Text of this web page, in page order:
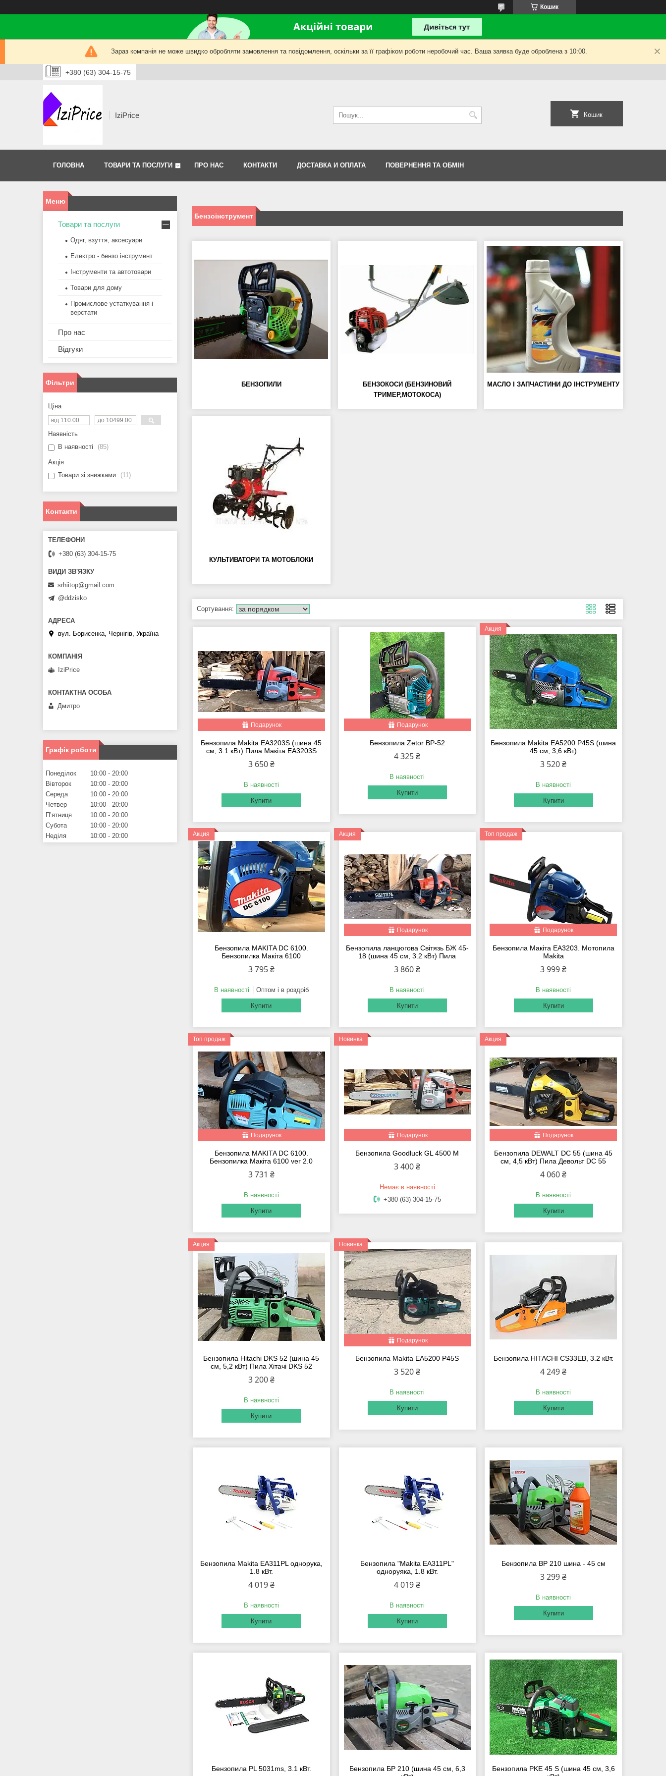
Кошик
Зараз компанія не може швидко обробляти замовлення та повідомлення, оскільки за її графіком роботи неробочий час. Ваша заявка буде оброблена з 10:00.
+380 (63) 304-15-75
IziPrice Кошик
ГОЛОВНА ТОВАРИ ТА ПОСЛУГИ ПРО НАС КОНТАКТИ ДОСТАВКА И ОПЛАТА ПОВЕРНЕННЯ ТА ОБМІН
Бензоінструмент
БЕНЗОПИЛИ
БЕНЗОКОСИ (БЕНЗИНОВИЙ
ТРИМЕР,МОТОКОСА)
МАСЛО І ЗАПЧАСТИНИ ДО ІНСТРУМЕНТУ
КУЛЬТИВАТОРИ ТА МОТОБЛОКИ
Подарунок
Бензопила Makita EA3203S (шина 45
см, 3.1 кВт) Пила Макіта EA3203S
3 650 ₴
В наявності
Купити
Подарунок
Бензопила Zetor BP-52
4 325 ₴
В наявності
Купити
Акция
Бензопила Makita EA5200 P45S (шина
45 см, 3,6 кВт)
3 520 ₴
В наявності
Купити
Акция
Бензопила MAKITA DC 6100.
Бензопилка Макіта 6100
3 795 ₴
В наявності Оптом і в роздріб
Купити
Акция
Подарунок
Бензопила ланцюгова Світязь БЖ 45-
18 (шина 45 см, 3.2 кВт) Пила
3 860 ₴
В наявності
Купити
Топ продаж
Подарунок
Бензопила Макіта ЕА3203. Мотопила
Makita
3 999 ₴
В наявності
Купити
Топ продаж
Подарунок
Бензопила MAKITA DC 6100.
Бензопилка Макіта 6100 ver 2.0
3 731 ₴
В наявності
Купити
Новинка
Подарунок
Бензопила Goodluck GL 4500 M
3 400 ₴
Немає в наявності
+380 (63) 304-15-75
Акция
Подарунок
Бензопила DEWALT DC 55 (шина 45
см, 4,5 кВт) Пила Девольт DC 55
4 060 ₴
В наявності
Купити
Акция
Бензопила Hitachi DKS 52 (шина 45
см, 5,2 кВт) Пила Хітачі DKS 52
3 200 ₴
В наявності
Купити
Новинка
Подарунок
Бензопила Makita EA5200 P45S
3 520 ₴
В наявності
Купити
Бензопила HITACHI CS33EB, 3.2 кВт.
4 249 ₴
В наявності
Купити
Бензопила Makita EA311PL однорука,
1.8 кВт.
4 019 ₴
В наявності
Купити
Бензопила "Makita EA311PL"
одноруяка, 1.8 кВт.
4 019 ₴
В наявності
Купити
Бензопила BP 210 шина - 45 см
3 299 ₴
В наявності
Купити
Бензопила PL 5031ms, 3.1 кВт.
Бензопила БР 210 (шина 45 см, 6,3
Бензопила PKE 45 S (шина 45 см, 3,6
Товари та послуги
Одяг, взуття, аксесуари
Електро - бензо інструмент
Інструменти та автотовари
Товари для дому
Промислове устаткування і
верстати
Про нас
Відгуки
Фільтри
Ціна
Наявність
В наявності
85
Акція
Товари зі знижками
11
Контакти
+380 (63) 304-15-75
srhiitop@gmail.com
@ddzisko
вул. Борисенка, Чернігів, Україна
IziPrice
Дмитро
Графік роботи
Понеділок 10:00
20:00
Вівторок
10:00
20:00
Середа
10:00
20:00
Четвер
10:00
20:00
Пʼятниця
10:00
20:00
Субота
10:00
20:00
Неділя
10:00 20:00